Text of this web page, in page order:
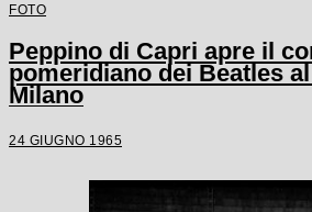
FOTO
Peppino di Capri apre il
pomeridiano dei Beatles
Milano
24 GIUGNO 1965